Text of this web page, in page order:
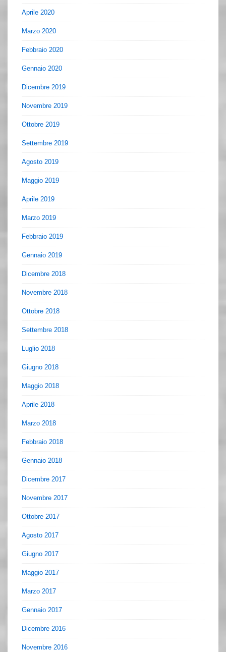
Aprile 2020
Marzo 2020
Febbraio 2020
Gennaio 2020
Dicembre 2019
Novembre 2019
Ottobre 2019
Settembre 2019
Agosto 2019
Maggio 2019
Aprile 2019
Marzo 2019
Febbraio 2019
Gennaio 2019
Dicembre 2018
Novembre 2018
Ottobre 2018
Settembre 2018
Luglio 2018
Giugno 2018
Maggio 2018
Aprile 2018
Marzo 2018
Febbraio 2018
Gennaio 2018
Dicembre 2017
Novembre 2017
Ottobre 2017
Agosto 2017
Giugno 2017
Maggio 2017
Marzo 2017
Gennaio 2017
Dicembre 2016
Novembre 2016